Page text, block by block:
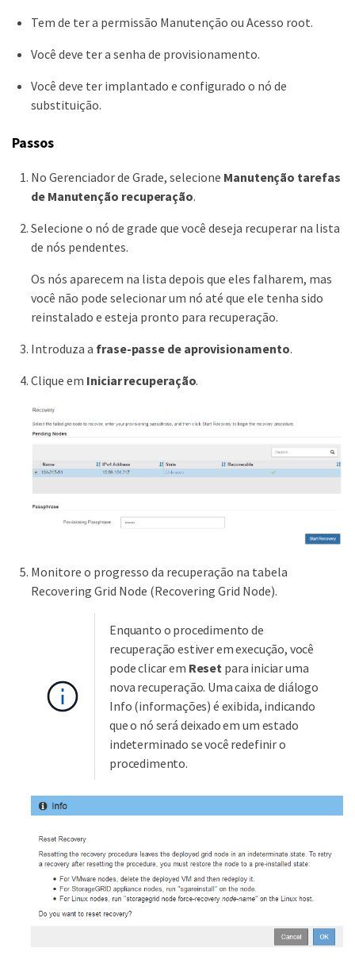
Tem de ter a permissão Manutenção ou Acesso root.
Você deve ter a senha de provisionamento.
Você deve ter implantado e configurado o nó de
substituição.
Passos
No Gerenciador de Grade, selecione Manutenção tarefas
de Manutenção recuperação.
Selecione o nó de grade que você deseja recuperar na lista
de nós pendentes.
Os nós aparecem na lista depois que eles falharem, mas
você não pode selecionar um nó até que ele tenha sido
reinstalado e esteja pronto para recuperação.
Introduza a frase-passe de aprovisionamento.
Clique em Iniciar recuperação.
Monitore o progresso da recuperação na tabela
Recovering Grid Node (Recovering Grid Node).
Enquanto o procedimento de
recuperação estiver em execução, você
pode clicar em Reset para iniciar uma
nova recuperação. Uma caixa de diálogo
Info (informações) é exibida, indicando
que o nó será deixado em um estado
indeterminado se você redefinir o
procedimento.